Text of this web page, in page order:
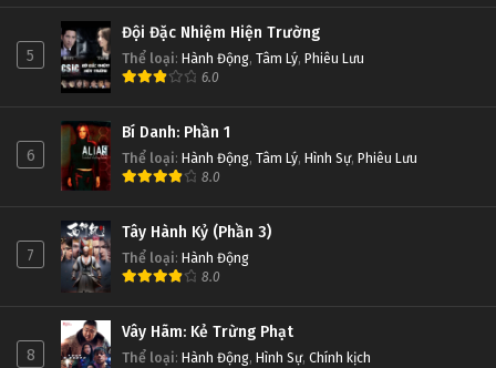
5
Đội Đặc Nhiệm Hiện Trường
Thể loại: Hành Động, Tâm Lý, Phiêu Lưu
6.0
6
Bí Danh: Phần 1
Thể loại: Hành Động, Tâm Lý, Hình Sự, Phiêu Lưu
8.0
7
Tây Hành Kỷ (Phần 3)
Thể loại: Hành Động
8.0
8
Vây Hãm: Kẻ Trừng Phạt
Thể loại: Hành Động, Hình Sự, Chính kịch